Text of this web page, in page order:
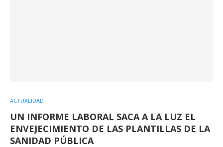
ACTUALIDAD
UN INFORME LABORAL SACA A LA LUZ EL
ENVEJECIMIENTO DE LAS PLANTILLAS DE LA
SANIDAD PÚBLICA